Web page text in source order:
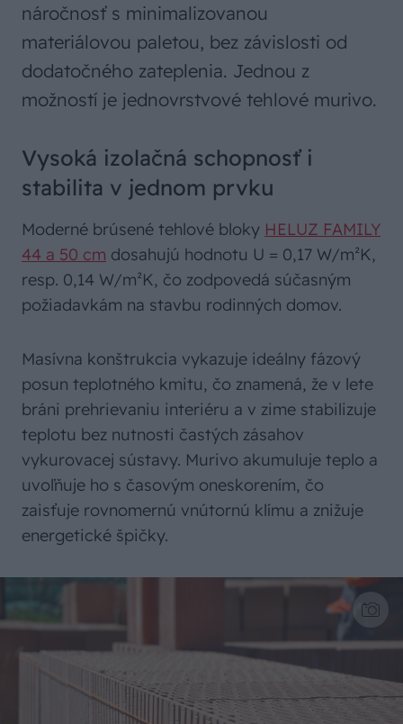
náročnosť s minimalizovanou
materiálovou paletou, bez závislosti od
dodatočného zateplenia. Jednou z
možností je jednovrstvové tehlové murivo.
Vysoká izolačná schopnosť i
stabilita v jednom prvku
Moderné brúsené tehlové bloky HELUZ FAMILY
44 a 50 cm dosahujú hodnotu U = 0,17 W/m²K,
resp. 0,14 W/m²K, čo zodpovedá súčasným
požiadavkám na stavbu rodinných domov.
Masívna konštrukcia vykazuje ideálny fázový
posun teplotného kmitu, čo znamená, že v lete
bráni prehrievaniu interiéru a v zime stabilizuje
teplotu bez nutnosti častých zásahov
vykurovacej sústavy. Murivo akumuluje teplo a
uvoľňuje ho s časovým oneskorením, čo
zaisťuje rovnomernú vnútornú klímu a znižuje
energetické špičky.